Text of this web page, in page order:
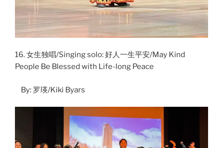
16. 女生独唱/Singing solo: 好人一生平安/May Kind
People Be Blessed with Life-long Peace
By: 罗瑛/Kiki Byars